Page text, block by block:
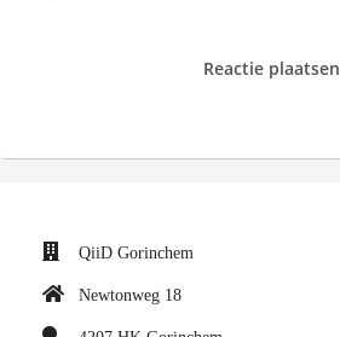
Reactie plaatsen
QiiD Gorinchem
Newtonweg 18